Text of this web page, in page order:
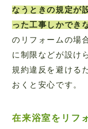
なうときの規定が
った工事しかでき
のリフォームの場
に制限などが設け
規約違反を避ける
おくと安心です。
在来浴室をリフ